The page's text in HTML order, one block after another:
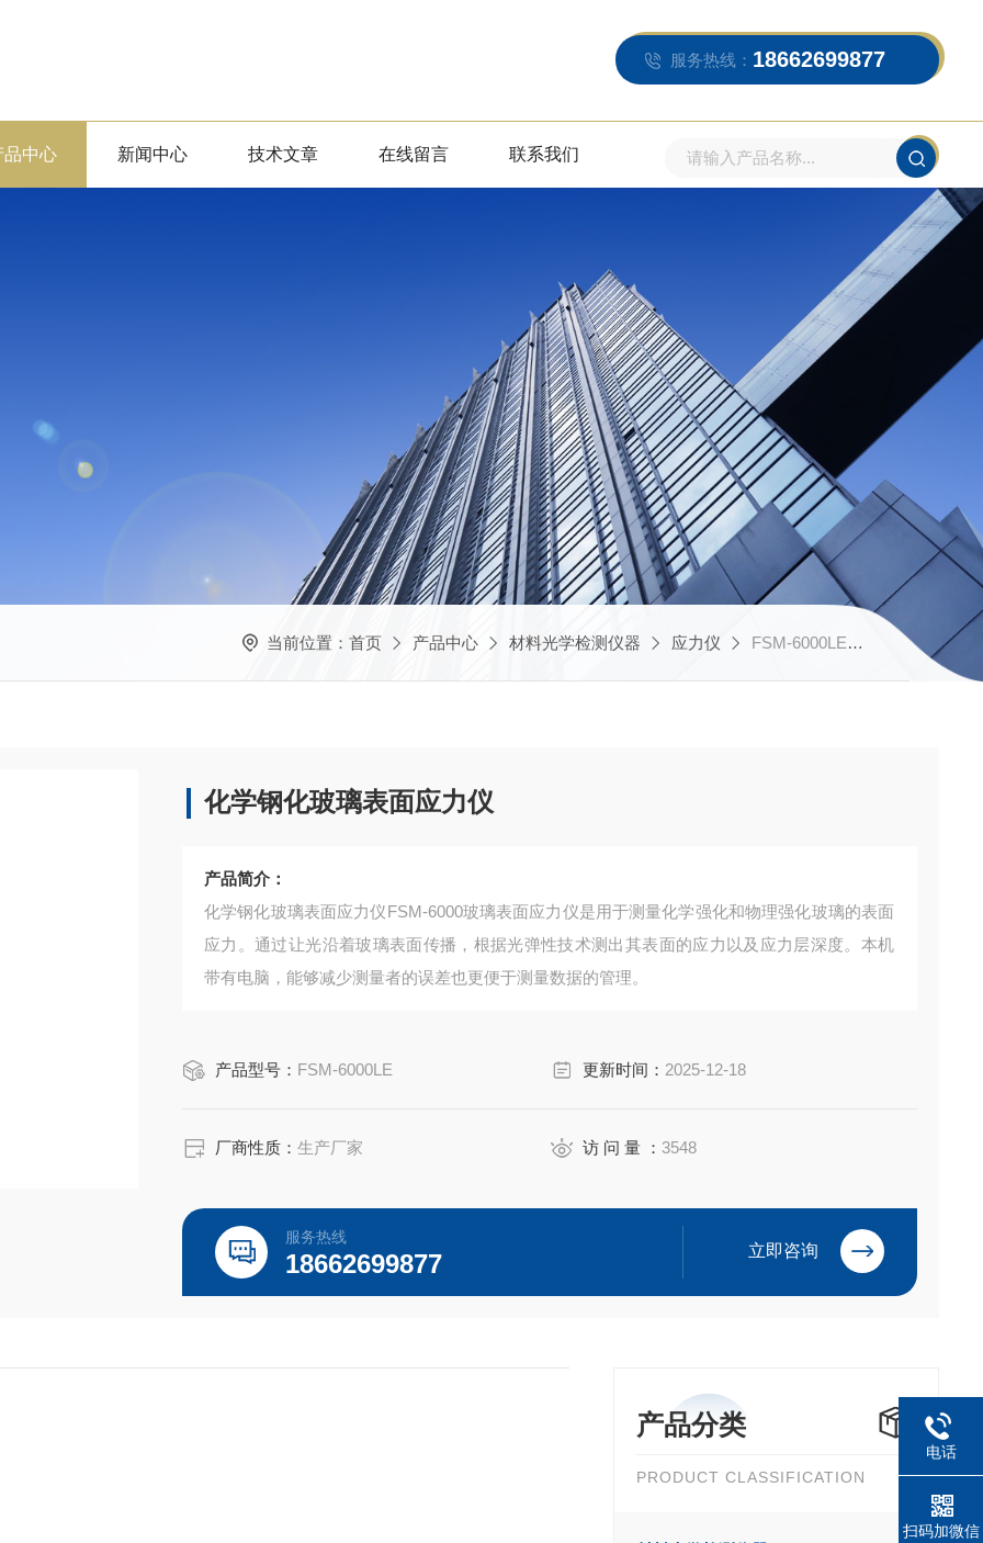
服务热线： 18662699877
品中心 新闻中心 技术文章 在线留言 联系我们
当前位置： 首页 产品中心 材料光学检测仪器 应力仪 FSM-6000LE化学钢化玻璃表面应力仪
化学钢化玻璃表面应力仪
产品简介：
化学钢化玻璃表面应力仪FSM-6000玻璃表面应力仪是用于测量化学强化和物理强化玻璃的表面
应力。通过让光沿着玻璃表面传播，根据光弹性技术测出其表面的应力以及应力层深度。本机
带有电脑，能够减少测量者的误差也更便于测量数据的管理。
产品型号： FSM-6000LE 更新时间： 2025-12-18
厂商性质：生产厂家 访 问 量 ：3548
服务热线
18662699877 立即咨询
产品分类
PRODUCT CLASSIFICATION
电话
扫码加微信